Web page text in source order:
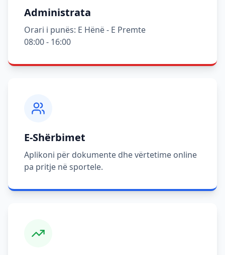
Administrata
Orari i punës: E Hënë - E Premte
08:00 - 16:00
E-Shërbimet
Aplikoni për dokumente dhe vërtetime online
pa pritje në sportele.